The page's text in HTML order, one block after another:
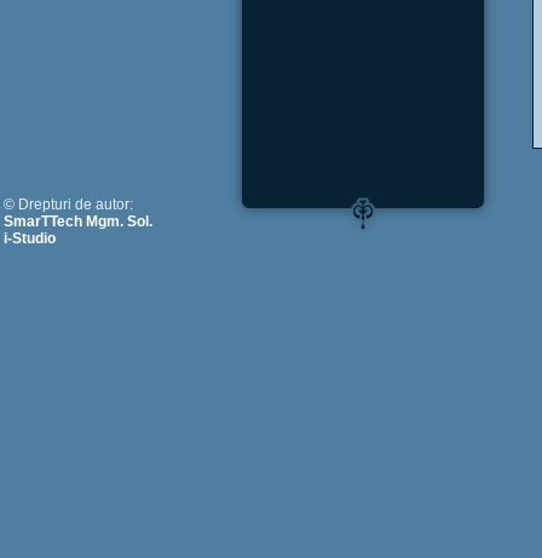
© Drepturi de autor:
SmarTTech Mgm. Sol.
i-Studio